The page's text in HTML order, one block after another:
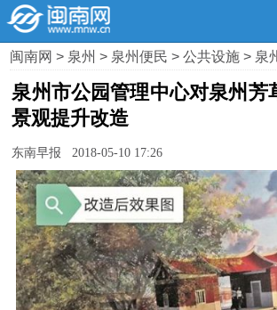
闽南网> 泉州> 泉州便民>公共设施> 泉
泉州市公园管理中心对泉州芳
景观提升改造
东南早报 2018-05-10 17:26